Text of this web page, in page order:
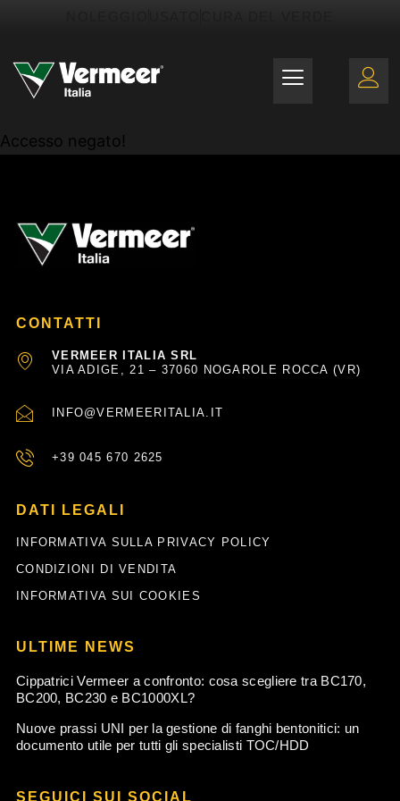
contenuto
Accesso negato!
CONTATTI
VERMEER ITALIA SRL
VIA ADIGE, 21 – 37060 NOGAROLE ROCCA (VR)
INFO@VERMEERITALIA.IT
+39 045 670 2625
DATI LEGALI
INFORMATIVA SULLA PRIVACY POLICY
CONDIZIONI DI VENDITA
INFORMATIVA SUI COOKIES
ULTIME NEWS
Cippatrici Vermeer a confronto: cosa scegliere tra BC170,
BC200, BC230 e BC1000XL?
Nuove prassi UNI per la gestione di fanghi bentonitici: un
documento utile per tutti gli specialisti TOC/HDD
SEGUICI SUI SOCIAL